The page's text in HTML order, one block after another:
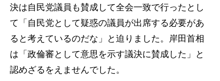
決は自民党議員も賛成して全会一致で行ったとし
て「自民党として疑惑の議員が出席する必要があ
ると考えているのだな」と迫りました。岸田首相
は「政倫審として意思を示す議決に賛成した」と
認めざるをえませんでした。